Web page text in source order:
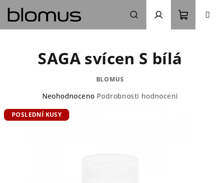
obsah
Hledat Přihlášení
SAGA svícen S bílá
BLOMUS
Průměrné
produktu
Neohodnoceno Podrobnosti hodnocení
POSLEDNÍ KUSY